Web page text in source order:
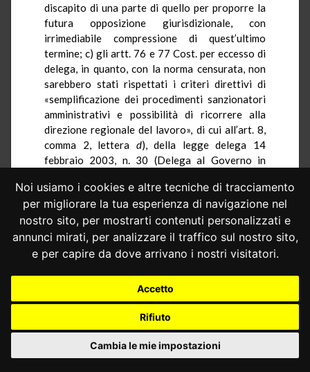
Noi usiamo i cookies e altre tecniche di tracciamento
per migliorare la tua esperienza di navigazione nel
nostro sito, per mostrarti contenuti personalizzati e
annunci mirati, per analizzare il traffico sul nostro sito,
e per capire da dove arrivano i nostri visitatori.
Accetto
Rifiuto
Cambia le mie impostazioni
discapito di una parte di quello per proporre la
futura opposizione giurisdizionale, con
irrimediabile compressione di quest’ultimo
termine; c) gli artt. 76 e 77 Cost. per eccesso di
delega, in quanto, con la norma censurata, non
sarebbero stati rispettati i criteri direttivi di
«semplificazione dei procedimenti sanzionatori
amministrativi e possibilità di ricorrere alla
direzione regionale del lavoro», di cui all’art. 8,
comma 2, lettera d), della legge delega 14
febbraio 2003, n. 30 (Delega al Governo in
segnatamente, in relazione al ricorso dinanzi al
Comitato regionale per i rapporti di lavoro, i
principi di alternatività e del cosiddetto “doppio
binario” tra tutela in sede amministrativa e
tutela in sede giurisdizionale, considerato che la
della legge n. 689 del 1981, in caso di esito
negativo del procedimento dinanzi al Comitato
regionale per i rapporti di lavoro, potrebbe
costituire un serio deterrente all’utilizzo di tale
innovativo ricorso amministrativo, potendo il
soggetto intimato preferire il ricorso diretto al